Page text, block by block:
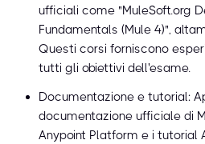
ufficiali come "MuleSoft.org
Fundamentals (Mule 4)",
Questi corsi forniscono
tutti gli obiettivi dell'esame.
Documentazione e tutorial:
documentazione ufficiale di
Anypoint Platform e i tutorial